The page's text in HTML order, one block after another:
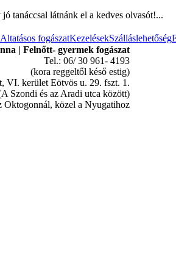
tanáccsal látnánk el a kedves olvasót!...
Altatásos fogászatKezelésekSzálláslehetőség
| Felnőtt- gyermek fogászat
Tel.: 06/ 30 961- 4193
(kora reggeltől késő estig)
VI. kerület Eötvös u. 29. fszt. 1.
Szondi és az Aradi utca között)
Oktogonnál, közel a Nyugatihoz